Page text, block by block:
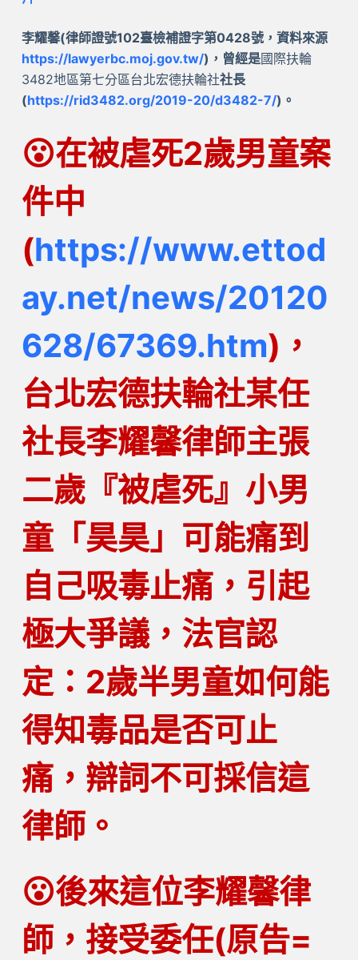
李耀馨(律師證號102臺檢補證字第0428號，資料來源
https://lawyerbc.moj.gov.tw/)，曾經是國際扶輪
3482地區第七分區台北宏德扶輪社社長
(https://rid3482.org/2019-20/d3482-7/)。
😮在被虐死2歲男童案
件中
(https://www.ettod
ay.net/news/20120
628/67369.htm)，
台北宏德扶輪社某任
社長李耀馨律師主張
二歲『被虐死』小男
童「昊昊」可能痛到
自己吸毒止痛，引起
極大爭議，法官認
定：2歲半男童如何能
得知毒品是否可止
痛，辯詞不可採信這
律師。
😮後來這位李耀馨律
師，接受委任(原告=